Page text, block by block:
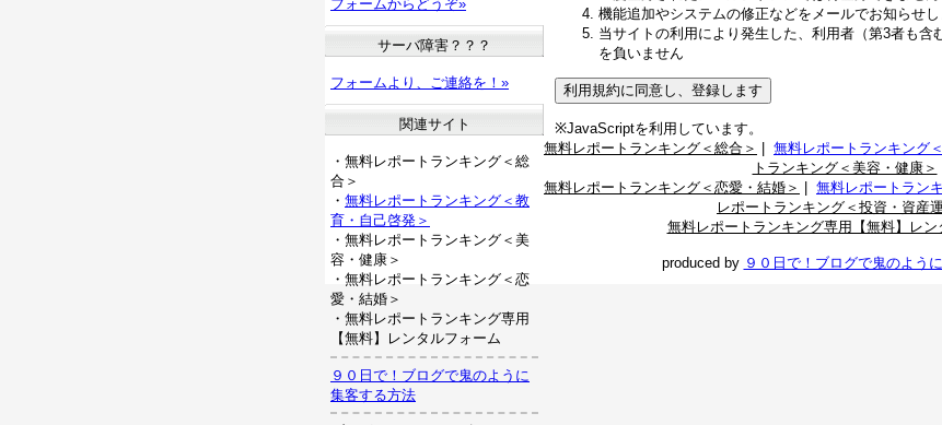
機能追加やシステムの修正などをメールでお知らせし
当サイトの利用により発生した、利用者（第3者も含
を負いません
※JavaScriptを利用しています。
フォームからどうぞ»
サーバ障害？？？
フォームより、ご連絡を！»
関連サイト
・無料レポートランキング＜総
合＞
・ 無料レポートランキング＜教
育・自己啓発＞
・無料レポートランキング＜美
容・健康＞
・無料レポートランキング＜恋
愛・結婚＞
・無料レポートランキング専用
【無料】レンタルフォーム
９０日で！ブログで鬼のように
集客する方法
無料レポートランキング＜総合＞ 無料レポートランキング
トランキング＜美容・健康＞
無料レポートランキング＜恋愛・結婚＞
無料レポートラン
レポートランキング＜投資・資産
無料レポートランキング専用【無料】レン
produced by ９０日で！ブログで鬼のよう